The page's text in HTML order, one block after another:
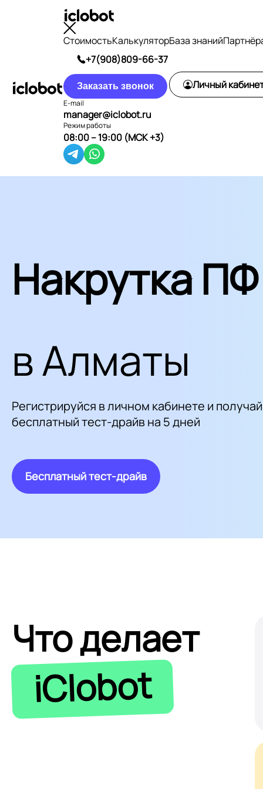
СтоимостьКалькуляторБаза знаний
+7(908)809-66-37
Заказать звонок Личный
E-mail
manager@iclobot.ru
Режим работы
08:00 – 19:00 (МСК +3)
Накрутка ПФ
в Алматы
Регистрируйся в личном кабинете и получай
бесплатный тест-драйв на 5 дней
Бесплатный тест-драйв
Что делает
iClobot